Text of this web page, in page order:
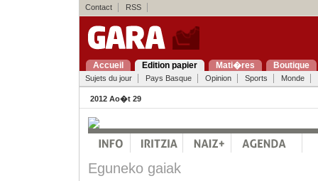
Contact RSS
Accueil Edition papier Mati�res Boutique
Sujets du jour Pays Basque Opinion Sports Monde
2012 Ao�t 29
Eguneko gaiak